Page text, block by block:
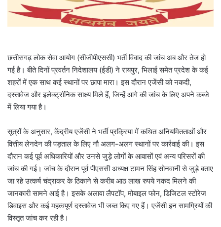
छत्तीसगढ़ लोक सेवा आयोग (सीजीपीएससी) भर्ती विवाद की जांच अब और तेज हो
गई है। बीते दिनों प्रवर्तन निदेशालय (ईडी) ने रायपुर, भिलाई समेत प्रदेश के कई
शहरों में एक साथ कई स्थानों पर छापा मारा। इस दौरान एजेंसी को नकदी,
दस्तावेज और इलेक्ट्रॉनिक साक्ष्य मिले हैं, जिन्हें आगे की जांच के लिए अपने कब्जे
में लिया गया है।
सूत्रों के अनुसार, केंद्रीय एजेंसी ने भर्ती प्रक्रिया में कथित अनियमितताओं और
वित्तीय लेनदेन की पड़ताल के लिए नौ अलग-अलग स्थानों पर कार्रवाई की। इस
दौरान कई पूर्व अधिकारियों और उनसे जुड़े लोगों के आवासों एवं अन्य परिसरों की
जांच की गई। जांच के दौरान पूर्व पीएससी अध्यक्ष टामन सिंह सोनवानी से जुड़े बताए
जा रहे उत्कर्ष चंद्राकर के ठिकाने से करीब आठ लाख रुपये नकद मिलने की
जानकारी सामने आई है। इसके अलावा लैपटॉप, मोबाइल फोन, डिजिटल स्टोरेज
डिवाइस और कई महत्वपूर्ण दस्तावेज भी जब्त किए गए हैं। एजेंसी इन सामग्रियों की
विस्तृत जांच कर रही है।